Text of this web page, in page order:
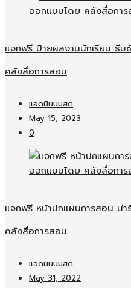
แจกฟรี ป้ายผลงานนักเรียน ธี
คลังสื่อการสอน
แอดมินนมสด
May 15, 2023
0
แจกฟรี หน้าปกแผนการสอน น่
คลังสื่อการสอน
แอดมินนมสด
May 31, 2022